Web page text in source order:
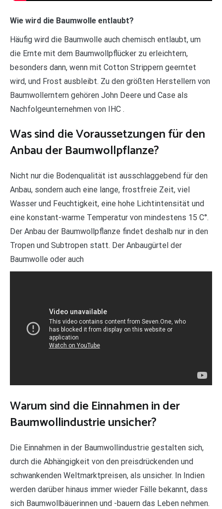
Wie wird die Baumwolle entlaubt?
Häufig wird die Baumwolle auch chemisch entlaubt, um
die Ernte mit dem Baumwollpflücker zu erleichtern,
besonders dann, wenn mit Cotton Strippern geerntet
wird, und Frost ausbleibt. Zu den größten Herstellern von
Baumwollerntern gehören John Deere und Case als
Nachfolgeunternehmen von IHC .
Was sind die Voraussetzungen für den
Anbau der Baumwollpflanze?
Nicht nur die Bodenqualität ist ausschlaggebend für den
Anbau, sondern auch eine lange, frostfreie Zeit, viel
Wasser und Feuchtigkeit, eine hohe Lichtintensität und
eine konstant-warme Temperatur von mindestens 15 C°.
Der Anbau der Baumwollpflanze findet deshalb nur in den
Tropen und Subtropen statt. Der Anbaugürtel der
Baumwolle oder auch
Warum sind die Einnahmen in der
Baumwollindustrie unsicher?
Die Einnahmen in der Baumwollindustrie gestalten sich,
durch die Abhängigkeit von den preisdrückenden und
schwankenden Weltmarktpreisen, als unsicher. In Indien
werden darüber hinaus immer wieder Fälle bekannt, dass
sich Baumwollbäuerinnen und -bauern das Leben nehmen.